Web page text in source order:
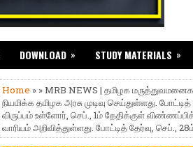
DOWNLOAD » STUDY MATERIALS »
Home » » MRB NEWS | தமிழக
நியமிக்க தமிழக அரசு முடிவு செய்துள்ளது.
விருப்பம் உள்ளோர், செப்., 1ம் தேதிக்குள்
வாரியம் அறிவித்துள்ளது. போட்டித் தேர்வு, செப்.,